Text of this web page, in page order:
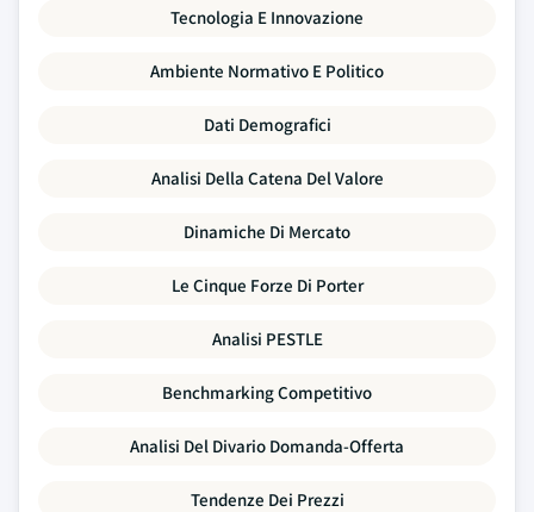
Tecnologia E Innovazione
Ambiente Normativo E Politico
Dati Demografici
Analisi Della Catena Del Valore
Dinamiche Di Mercato
Le Cinque Forze Di Porter
Analisi PESTLE
Benchmarking Competitivo
Analisi Del Divario Domanda-Offerta
Tendenze Dei Prezzi